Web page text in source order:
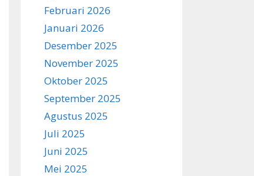
Februari 2026
Januari 2026
Desember 2025
November 2025
Oktober 2025
September 2025
Agustus 2025
Juli 2025
Juni 2025
Mei 2025